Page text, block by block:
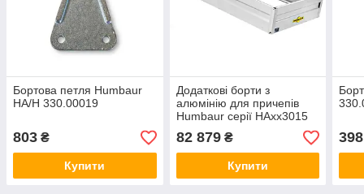
Бортова петля Humbaur
HA/H 330.00019
803 ₴
Купити
Додаткові борти з
алюмінію для причепів
Humbaur серії HAxx3015
290.01013
82 879₴
Купити
398